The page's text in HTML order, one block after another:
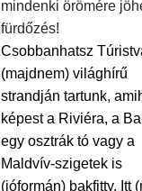
mindenki örömére
fürdőzés!
Csobbanhatsz
(majdnem) világhírű
strandján tartunk,
képest a Riviéra, a
egy osztrák tó vagy a
Maldvív-szigetek is
(jóformán) bakfitty. Itt